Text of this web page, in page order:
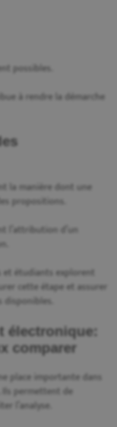
possibles.
à rendre la démarche
la manière dont une
propositions.
l’attribution d’un
et étudiants explorent
cette étape et assurer
électronique:
comparer
place importante dans
Ils permettent de
l’analyse.